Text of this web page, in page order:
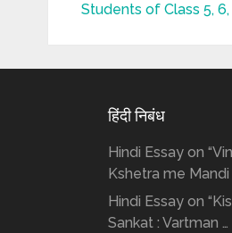
Students of Class 5, 6,
हिंदी निबंध
Hindi Essay on
Kshetra me Mandi
Hindi Essay on
Sankat : Vartman …